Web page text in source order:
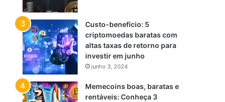
Custo-benefício: 5
criptomoedas baratas com
altas taxas de retorno para
investir em junho
junho 3, 2024
Memecoins boas, baratas e
rentáveis: Conheça 3